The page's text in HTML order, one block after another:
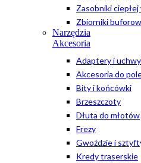
Zasobniki
Zbiorniki
Narzędzia
Akcesoria
Adaptery i
Akcesoria do
Bity i końcówki
Brzeszczoty
Dłuta do młotów
Frezy
Gwoździe i
Kredy traserskie